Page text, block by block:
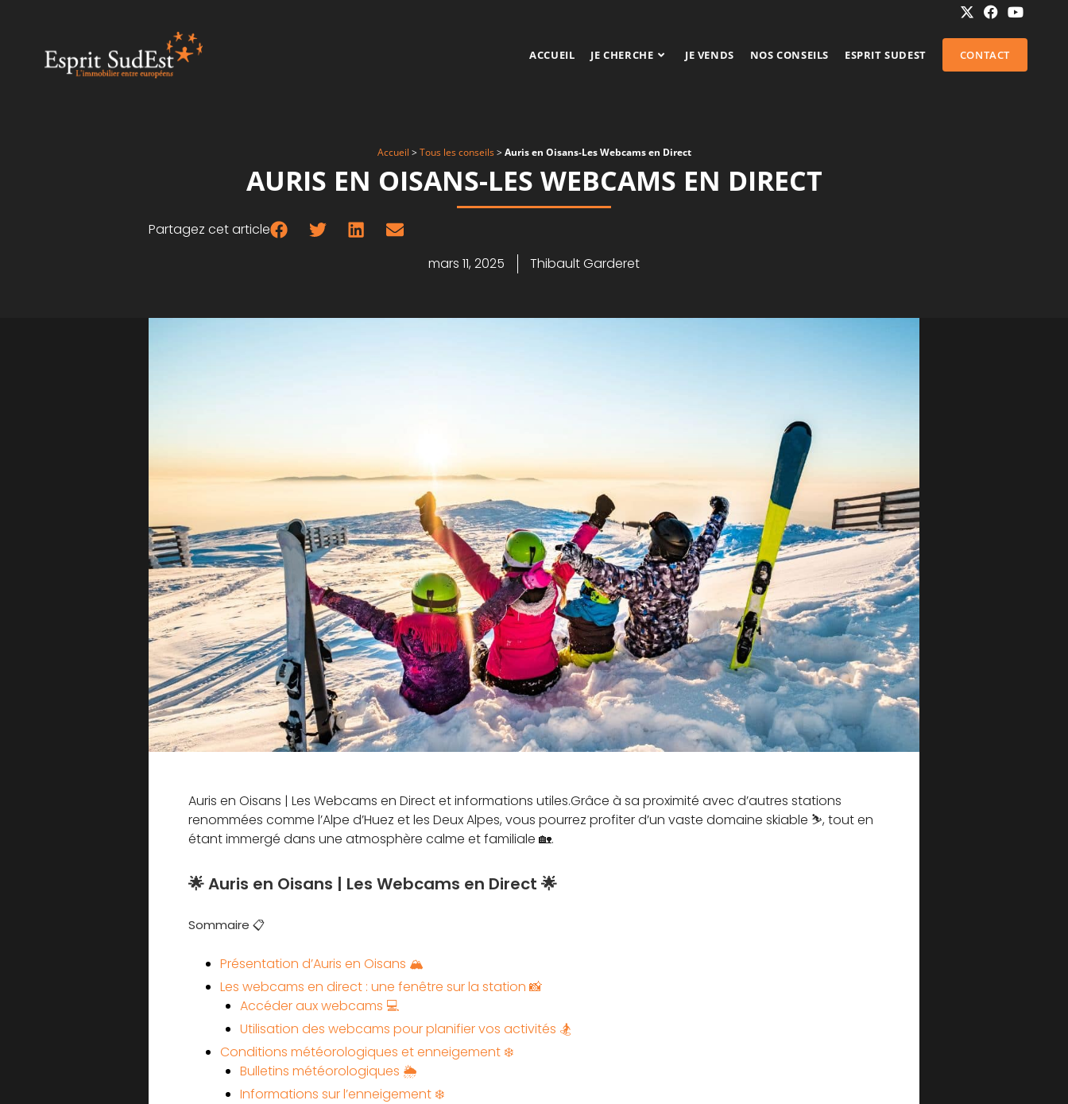
ACCUEIL JE CHERCHE JE VENDS NOS CONSEILS ESPRIT SUDEST CONTACT
Accueil >Tous les conseils>Auris en Oisans-Les Webcams en Direct
AURIS EN OISANS-LES WEBCAMS EN DIRECT
Partagez cet article
mars 11, 2025
Thibault Garderet
Auris en Oisans | Les Webcams en Direct et informations utiles.Grâce à sa proximité avec d’autres stations
renommées comme l’Alpe d’Huez et les Deux Alpes, vous pourrez profiter d’un vaste domaine skiable ⛷️, tout en
étant immergé dans une atmosphère calme et familiale 🏡.
🌟 Auris en Oisans | Les Webcams en Direct 🌟
Sommaire 📋
Présentation d’Auris en Oisans 🏔️
Les webcams en direct : une fenêtre sur la station 📸
Accéder aux webcams 💻
Utilisation des webcams pour planifier vos activités 🏂
Conditions météorologiques et enneigement ❄️
Bulletins météorologiques 🌦️
Informations sur l’enneigement ❄️